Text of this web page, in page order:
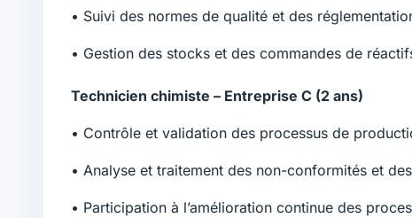
• Suivi des normes de qualité et des
• Gestion des stocks et des commandes de
Technicien chimiste – Entreprise C (2 ans)
• Contrôle et validation des processus de
• Analyse et traitement des non-conformités et
• Participation à l’amélioration continue des